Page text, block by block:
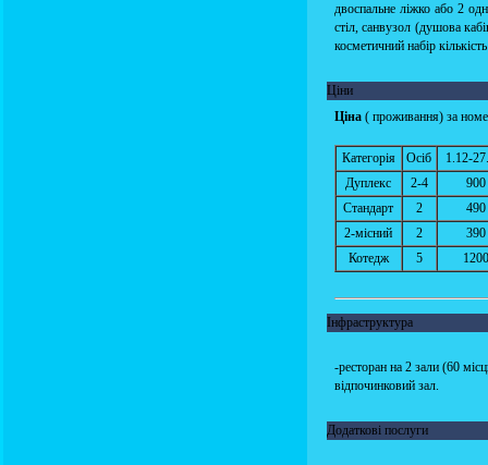
двоспальне ліжко або 2
стіл, санвузол (душова
косметичний набір
Ціни
Ціна( проживання) за
Категорія Осіб
1.12-
Дуплекс
2-4
900
Стандарт
2
490
2-місний
2
390
Котедж
5
Інфраструктура
-ресторан на 2 зали (60
відпочинковий зал.
Додаткові послуги